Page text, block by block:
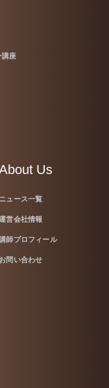
座
Us
ニュース一覧
営会社情報
師プロフィール
お問い合わせ